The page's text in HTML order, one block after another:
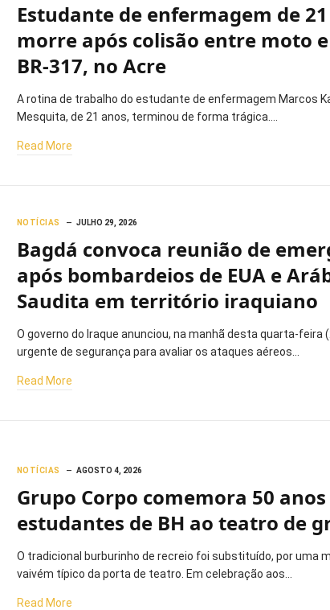
Estudante de enfermagem de
morre após colisão entre moto
BR-317, no Acre
A rotina de trabalho do estudante de enfermagem Marcos
Mesquita, de 21 anos, terminou de forma trágica.…
Read More
NOTÍCIAS JULHO 29, 2026
Bagdá convoca reunião de
após bombardeios de EUA e
Saudita em território iraquiano
O governo do Iraque anunciou, na manhã desta quarta-feira
urgente de segurança para avaliar os ataques aéreos…
Read More
NOTÍCIAS AGOSTO 4, 2026
Grupo Corpo comemora 50
estudantes de BH ao teatro de
O tradicional burburinho de recreio foi substituído, por uma
vaivém típico da porta de teatro. Em celebração aos…
Read More